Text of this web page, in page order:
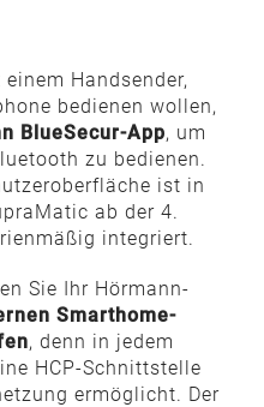
Handsender,
bedienen wollen,
BlueSecur-App, um
zu bedienen.
ist in
ab der 4.
integriert.
Sie Ihr Hörmann-
Smarthome-
, denn in jedem
HCP-Schnittstelle
ermöglicht. Der